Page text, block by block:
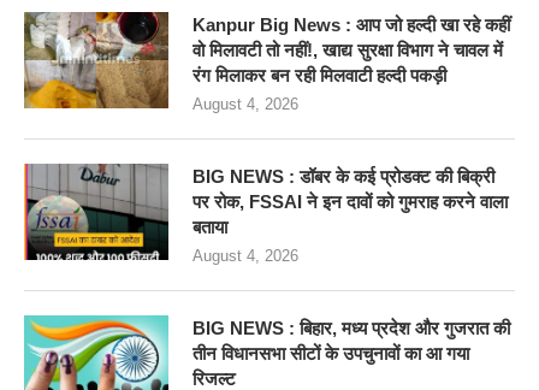
Kanpur Big News : आप जो हल्दी खा रहे कहीं
वो मिलावटी तो नहीं!, खाद्य सुरक्षा विभाग ने चावल में
रंग मिलाकर बन रही मिलवाटी हल्दी पकड़ी
August 4, 2026
BIG NEWS : डॉबर के कई प्रोडक्ट की बिक्री
पर रोक, FSSAI ने इन दावों को गुमराह करने वाला
बताया
August 4, 2026
BIG NEWS : बिहार, मध्य प्रदेश और गुजरात की
तीन विधानसभा सीटों के उपचुनावों का आ गया
रिजल्ट